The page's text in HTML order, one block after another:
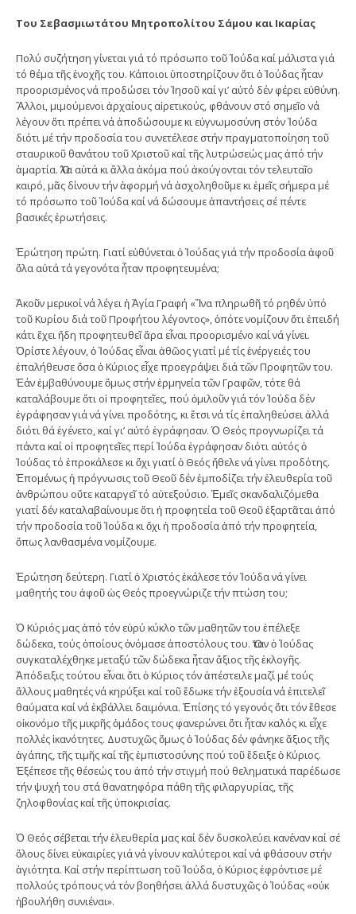
Του Σεβασμιωτάτου Μητροπολίτου Σάμου και Ικαρίας
Πολύ συζήτηση γίνεται γιά τό πρόσωπο τοῦ Ἰούδα καί μάλιστα γιά
τό θέμα τῆς ἐνοχῆς του. Κάποιοι ὑποστηρίζουν ὅτι ὁ Ἰούδας ἦταν
προορισμένος νά προδώσει τόν Ἰησοῦ καί γι’ αὐτό δέν φέρει εὐθύνη.
Ἄλλοι, μιμούμενοι ἀρχαίους αἱρετικούς, φθάνουν στό σημεῖο νά
λέγουν ὅτι πρέπει νά ἀποδώσουμε κι εὐγνωμοσύνη στόν Ἰούδα
διότι μέ τήν προδοσία του συνετέλεσε στήν πραγματοποίηση τοῦ
σταυρικοῦ θανάτου τοῦ Χριστοῦ καί τῆς λυτρώσεώς μας ἀπό τήν
ἁμαρτία. Ὅλα αὐτά κι ἄλλα ἀκόμα πού ἀκούγονται τόν τελευταῖο
καιρό, μᾶς δίνουν τήν ἀφορμή νά ἀσχοληθοῦμε κι ἐμεῖς σήμερα μέ
τό πρόσωπο τοῦ Ἰούδα καί νά δώσουμε ἀπαντήσεις σέ πέντε
βασικές ἐρωτήσεις.
Ἐρώτηση πρώτη. Γιατί εὐθύνεται ὁ Ἰούδας γιά τήν προδοσία ἀφοῦ
ὅλα αὐτά τά γεγονότα ἦταν προφητευμένα;
Ἀκοῦν μερικοί νά λέγει ἡ Ἁγία Γραφή «Ἵνα πληρωθῆ τό ρηθέν ὑπό
τοῦ Κυρίου διά τοῦ Προφήτου λέγοντος», ὁπότε νομίζουν ὅτι ἐπειδή
κάτι ἔχει ἤδη προφητευθεῖ ἄρα εἶναι προορισμένο καί νά γίνει.
Ὁρίστε λέγουν, ὁ Ἰούδας εἶναι ἀθῶος γιατί μέ τίς ἐνέργειές του
ἐπαλήθευσε ὅσα ὁ Κύριος εἶχε προεγράψει διά τῶν Προφητῶν του.
Ἐάν ἐμβαθύνουμε ὅμως στήν ἑρμηνεία τῶν Γραφῶν, τότε θά
καταλάβουμε ὅτι οἱ προφητεῖες, πού ὁμιλοῦν γιά τόν Ἰούδα δέν
ἐγράφησαν γιά νά γίνει προδότης, κι ἔτσι νά τίς ἐπαληθεύσει ἀλλά
διότι θά ἐγένετο, καί γι’ αὐτό ἐγράφησαν. Ὁ Θεός προγνωρίζει τά
πάντα καί οἱ προφητεῖες περί Ἰούδα ἐγράφησαν διότι αὐτός ὁ
Ἰούδας τό ἐπροκάλεσε κι ὄχι γιατί ὁ Θεός ἤθελε νά γίνει προδότης.
Ἑπομένως ἡ πρόγνωσις τοῦ Θεοῦ δέν ἐμποδίζει τήν ἐλευθερία τοῦ
ἀνθρώπου οὔτε καταργεῖ τό αὐτεξούσιο. Ἐμεῖς σκανδαλιζόμεθα
γιατί δέν καταλαβαίνουμε ὅτι ἡ προφητεία τοῦ Θεοῦ ἐξαρτᾶται ἀπό
τήν προδοσία τοῦ Ἰούδα κι ὄχι ἡ προδοσία ἀπό τήν προφητεία,
ὅπως λανθασμένα νομίζουμε.
Ἐρώτηση δεύτερη. Γιατί ὁ Χριστός ἐκάλεσε τόν Ἰούδα νά γίνει
μαθητής του ἀφοῦ ὡς Θεός προεγνώριζε τήν πτώση του;
Ὁ Κύριός μας ἀπό τόν εὑρύ κύκλο τῶν μαθητῶν του ἐπέλεξε
δώδεκα, τούς ὁποίους ὀνόμασε ἀποστόλους του. Ὅταν ὁ Ἰούδας
συγκαταλέχθηκε μεταξύ τῶν δώδεκα ἦταν ἄξιος τῆς ἐκλογῆς.
Ἀπόδειξις τούτου εἶναι ὅτι ὁ Κύριος τόν ἀπέστειλε μαζί μέ τούς
ἄλλους μαθητές νά κηρύξει καί τοῦ ἔδωκε τήν ἐξουσία νά ἐπιτελεῖ
θαύματα καί νά ἐκβάλλει δαιμόνια. Ἐπίσης τό γεγονός ὅτι τόν ἔθεσε
οἰκονόμο τῆς μικρῆς ὁμάδος τους φανερώνει ὅτι ἦταν καλός κι εἶχε
πολλές ἱκανότητες. Δυστυχῶς ὅμως ὁ Ἰούδας δέν φάνηκε ἄξιος τῆς
ἀγάπης, τῆς τιμῆς καί τῆς ἐμπιστοσύνης πού τοῦ ἔδειξε ὁ Κύριος.
Ἐξέπεσε τῆς θέσεώς του ἀπό τήν στιγμή πού θεληματικά παρέδωσε
τήν ψυχή του στά θανατηφόρα πάθη τῆς φιλαργυρίας, τῆς
ζηλοφθονίας καί τῆς ὑποκρισίας.
Ὁ Θεός σέβεται τήν ἐλευθερία μας καί δέν δυσκολεύει κανέναν καί σέ
ὅλους δίνει εὐκαιρίες γιά νά γίνουν καλύτεροι καί νά φθάσουν στήν
ἁγιότητα. Καί στήν περίπτωση τοῦ Ἰούδα, ὁ Κύριος ἐφρόντισε μέ
πολλούς τρόπους νά τόν βοηθήσει ἀλλά δυστυχῶς ὁ Ἰούδας «οὐκ
ἠβουλήθη συνιέναι».